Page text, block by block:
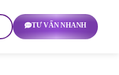
TƯ VẤN NHANH